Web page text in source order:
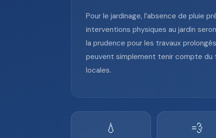
Pour le jardinage, l’absence de pluie
interventions physiques au jardin
la prudence pour les travaux
peuvent simplement tenir compte du
locales.
💧 💨